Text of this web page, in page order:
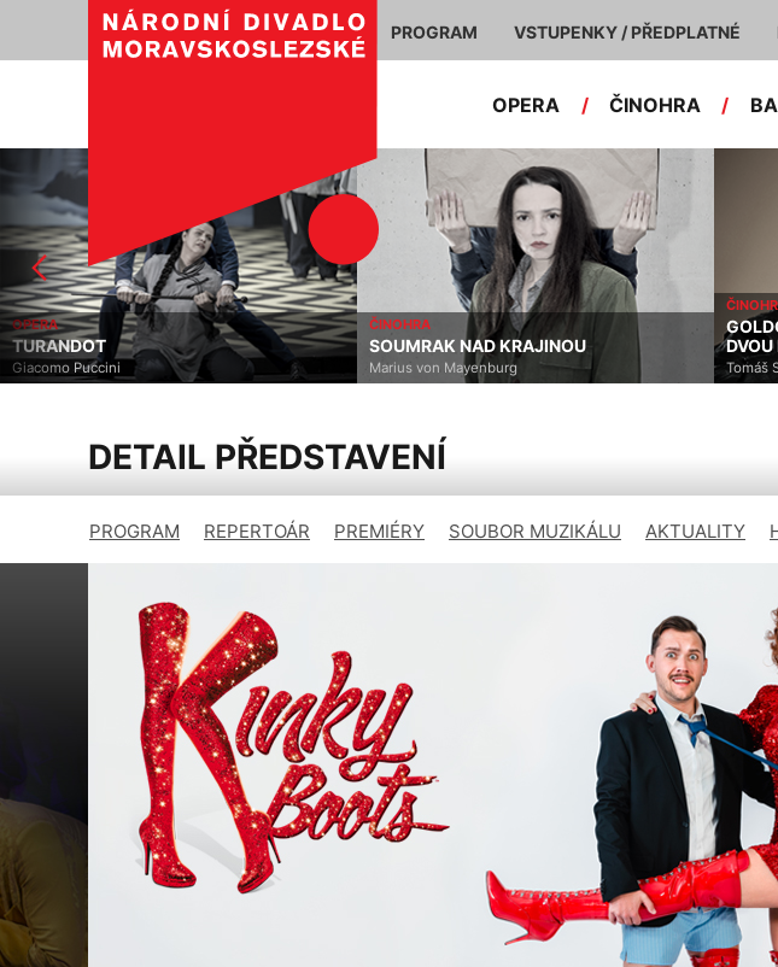
PROGRAM VSTUPENKY / PŘEDPLATNÉ
OPERA / ČINOHRA /
OPERA
TURANDOT
Giacomo Puccini
ČINOHRA
SOUMRAK NAD KRAJINOU
Marius von Mayenburg
DVOU
Tomáš
DETAIL PŘEDSTAVENÍ
PROGRAM REPERTOÁR PREMIÉRY SOUBOR MUZIKÁLU AKTUALITY